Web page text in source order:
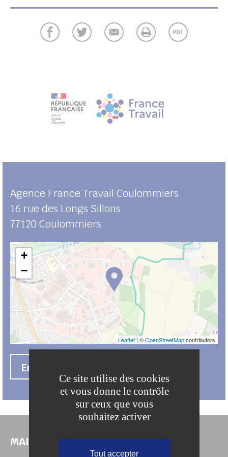
Agence France Travail Coulommiers
16 rue des Longs Sillons
77120 Coulommiers
+
−
Leaflet| ©OpenStreetMapcontributors
En savoir +
MAIRIE DE COULOMMIERS
Ce site utilise des cookies
et vous donne le contrôle
sur ceux que vous
souhaitez activer
Tout accepter